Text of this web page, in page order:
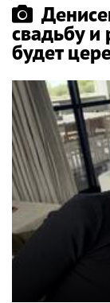
свадьбу и
будет